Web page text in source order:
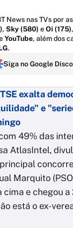
News nas TVs por
, Sky (580) eOi (175)
YouTube, além dos
.
Siga no Google
exalta
e
49% das
AtlasIntel,
Marquito
e chegou a
está o ex-